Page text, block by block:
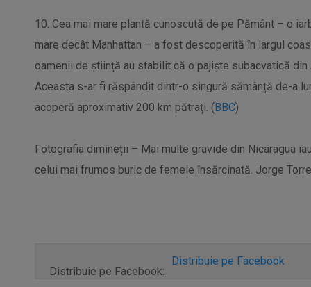
10. Cea mai mare plantă cunoscută de pe Pământ – o
mare decât Manhattan – a fost descoperită în largul
oamenii de știință au stabilit că o pajiște subacvatică
Aceasta s-ar fi răspândit dintr-o singură sămânță de-a
acoperă aproximativ 200 km pătrați. (BBC)
Fotografia dimineții – Mai multe gravide din Nicaragua
celui mai frumos buric de femeie însărcinată. Jorge
Distribuie pe Facebook:
Distribuie pe Facebook